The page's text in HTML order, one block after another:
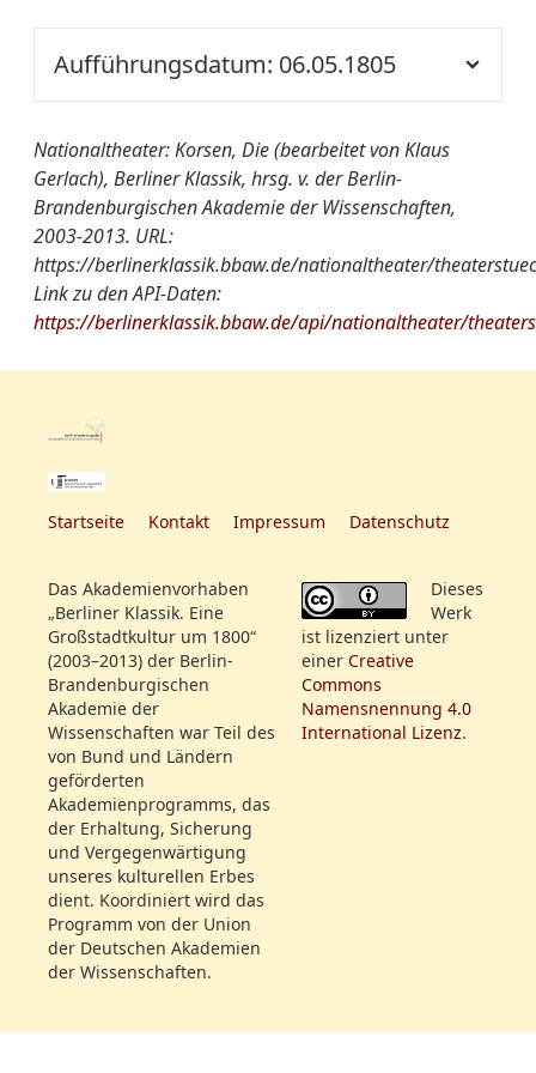
Quelle: ThZ THW
Dateiname:
ThHStAW_A_10419_A_18031208_275.jpg
von A-Z:
weitere
Informationen:
[danach: Alexis]
Rollenfeld:
Ort der
Aufführung::
NT S1
Nationaltheater
von A-Z:
Die Corsen
Quelle: HSZ 1804, Nr. 82
weitere
Informationen:
[danach: Der Gutherzige]
Aufführungsdatum: 06.05.1805
Aufführung::
Nationaltheater
von A-Z:
Die Corsen
Quelle: HSZ 1805, Nr. 54
Nationaltheater: Korsen, Die (bearbeitet von Klaus
Gerlach), Berliner Klassik, hrsg. v. der Berlin-
Brandenburgischen Akademie der Wissenschaften,
2003-2013. URL:
https://berlinerklassik.bbaw.de/nationaltheater/
Link zu den API-Daten:
https://berlinerklassik.bbaw.de/api/nationaltheater/
Startseite Kontakt Impressum Datenschutz
Das Akademienvorhaben
„Berliner Klassik. Eine
Großstadtkultur um 1800“
(2003–2013) der Berlin-
Brandenburgischen
Akademie der
Wissenschaften war Teil des
von Bund und Ländern
geförderten
Akademienprogramms, das
der Erhaltung, Sicherung
und Vergegenwärtigung
unseres kulturellen Erbes
dient. Koordiniert wird das
Programm von der Union
der Deutschen Akademien
der Wissenschaften.
Dieses
Werk
ist lizenziert unter
einer Creative
Commons
Namensnennung 4.0
International Lizenz.